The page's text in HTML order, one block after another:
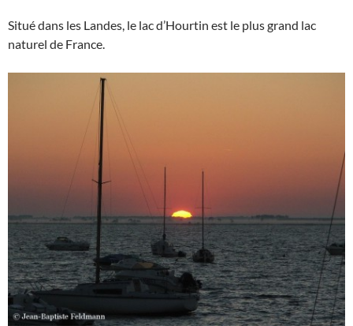
Situé dans les Landes, le lac d’Hourtin est le plus grand lac
naturel de France.